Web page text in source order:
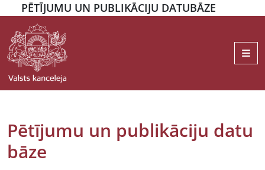
PĒTĪJUMU UN PUBLIKĀCIJU DATUBĀZE
Pētījumu un publikāciju datu
bāze